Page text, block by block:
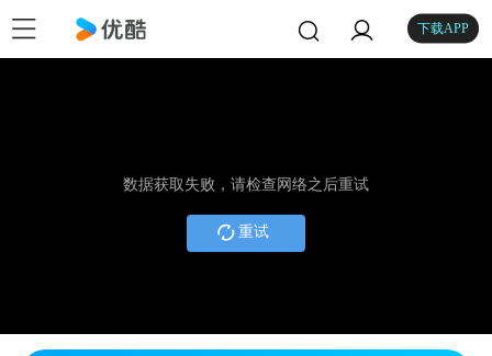
下载APP
数据获取失败，请检查网络之后重试
重试